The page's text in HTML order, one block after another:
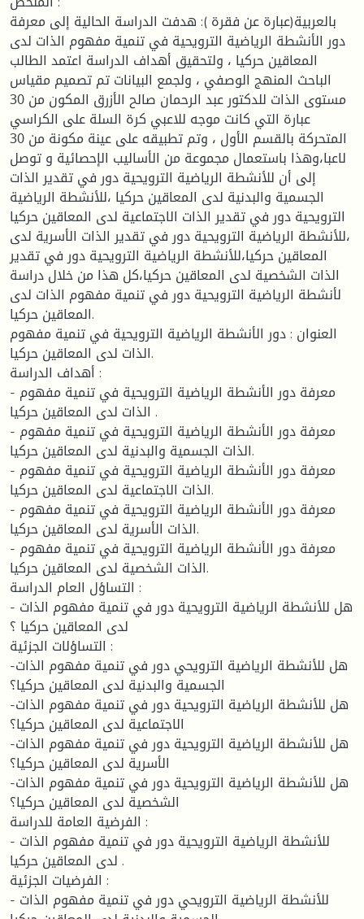
بالعربية(عبارة عن فقرة ): هدفت الدراسة الحالية إلى معرفة
دور الأنشطة الرياضية الترويحية في تنمية مفهوم الذات لدى
المعاقين حركيا ، ولتحقيق أهداف الدراسة اعتمد الطالب
الباحث المنهج الوصفي ، ولجمع البيانات تم تصميم مقياس
مستوى الذات للدكتور عبد الرحمان صالح الأزرق المكون من 30
عبارة التي كانت موجه للاعبي كرة السلة على الكراسي
المتحركة بالقسم الأول ، وتم تطبيقه على عينة مكونة من 30
لاعبا،وهذا باستعمال مجموعة من الأساليب الإحصائية و توصل
إلى أن للأنشطة الرياضية الترويحية دور في تقدير الذات
الجسمية والبدنية لدى المعاقين حركيا ،للأنشطة الرياضية
الترويحية دور في تقدير الذات الاجتماعية لدى المعاقين حركيا
،للأنشطة الرياضية الترويحية دور في تقدير الذات الأسرية لدى
المعاقين حركيا،للأنشطة الرياضية الترويحية دور في تقدير
الذات الشخصية لدى المعاقين حركيا،كل هذا من خلال دراسة
لأنشطة الرياضية الترويحية دور في تنمية مفهوم الذات لدى
المعاقين حركيا.
العنوان : دور الأنشطة الرياضية الترويحية في تنمية مفهوم
الذات لدى المعاقين حركيا.
أهداف الدراسة :
- معرفة دور الأنشطة الرياضية الترويحية في تنمية مفهوم
الذات لدى المعاقين حركيا .
- معرفة دور الأنشطة الرياضية الترويحية في تنمية مفهوم
الذات الجسمية والبدنية لدى المعاقين حركيا.
- معرفة دور الأنشطة الرياضية الترويحية في تنمية مفهوم
الذات الاجتماعية لدى المعاقين حركيا.
- معرفة دور الأنشطة الرياضية الترويحية في تنمية مفهوم
الذات الأسرية لدى المعاقين حركيا.
- معرفة دور الأنشطة الرياضية الترويحية في تنمية مفهوم
الذات الشخصية لدى المعاقين حركيا.
التساؤل العام الدراسة :
- هل للأنشطة الرياضية الترويحية دور في تنمية مفهوم الذات
لدى المعاقين حركيا ؟
التساؤلات الجزئية :
-هل للأنشطة الرياضية الترويحي دور في تنمية مفهوم الذات
الجسمية والبدنية لدى المعاقين حركيا؟
-هل للأنشطة الرياضية الترويحية دور في تنمية مفهوم الذات
الاجتماعية لدى المعاقين حركيا؟
-هل للأنشطة الرياضية الترويحية دور في تنمية مفهوم الذات
الأسرية لدى المعاقين حركيا؟
-هل للأنشطة الرياضية الترويحية دور في تنمية مفهوم الذات
الشخصية لدى المعاقين حركيا؟
الفرضية العامة للدراسة :
- للأنشطة الرياضية الترويحية دور في تنمية مفهوم الذات
لدى المعاقين حركيا .
الفرضيات الجزئية :
- للأنشطة الرياضية الترويحي دور في تنمية مفهوم الذات